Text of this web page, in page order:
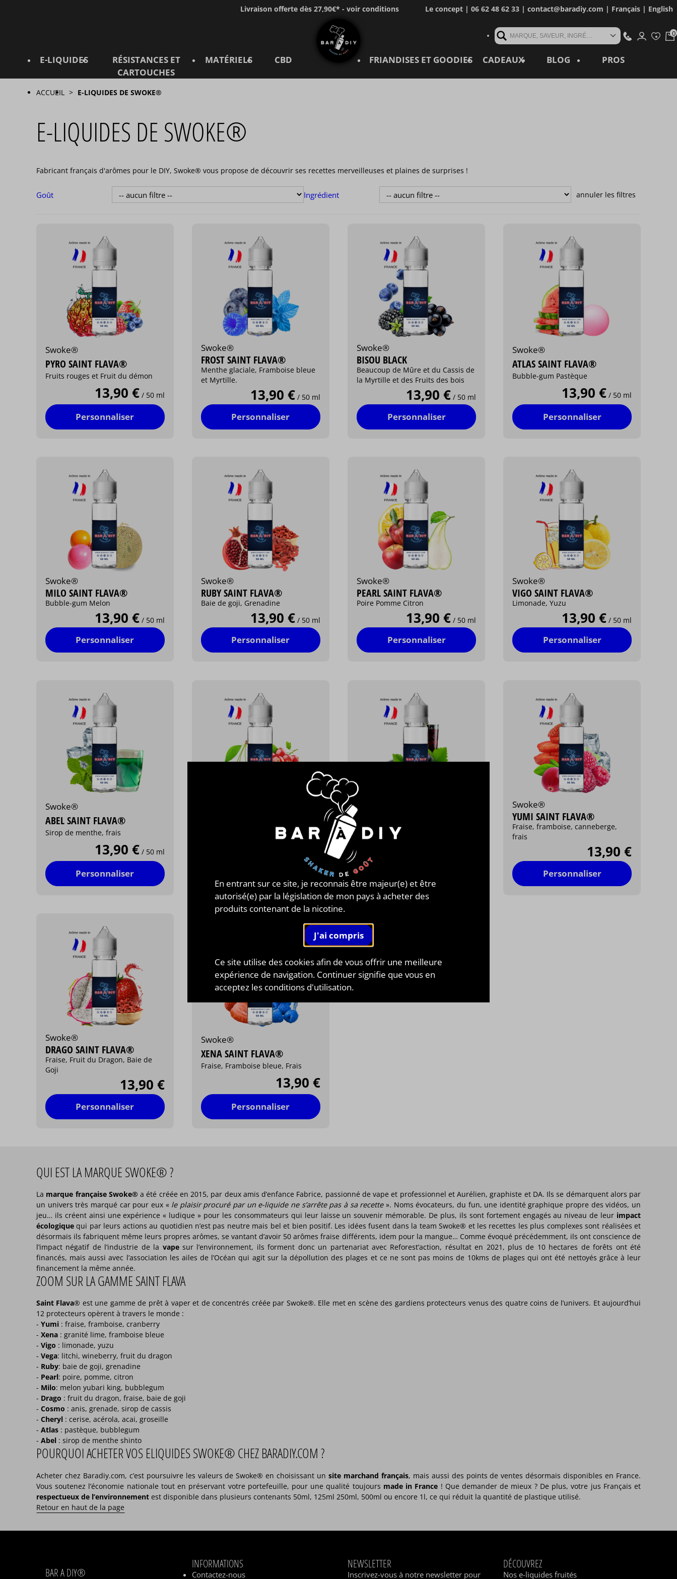
Livraison offerte dès 27,90€* - voir conditions Le concept| 06 62 48 62 33 | contact@baradiy.com | Français| English
MARQUE, SAVEUR, INGRÉDIENT, RÉFÉRENCE, MOT CLÉ...
E-LIQUIDES
RÉSISTANCES ET
CARTOUCHES
MATÉRIELS CBD FRIANDISES ET GOODIES CADEAUX BLOG PROS
ACCUEIL E-LIQUIDES DE SWOKE®
E-LIQUIDES DE SWOKE®
Fabricant français d'arômes pour le DIY, Swoke® vous propose de découvrir ses recettes merveilleuses et plaines de surprises !
Goût Ingrédient
Swoke®
PYRO SAINT FLAVA®
Fruits rouges et Fruit du démon
13,90 € / 50 ml
Personnaliser
Swoke®
FROST SAINT FLAVA®
Menthe glaciale, Framboise bleue
et Myrtille.
13,90 € / 50 ml
Personnaliser
Swoke®
BISOU BLACK
Beaucoup de Mûre et du Cassis de
la Myrtille et des Fruits des bois
13,90 € / 50 ml
Personnaliser
Swoke®
ATLAS SAINT FLAVA®
Bubble-gum Pastèque
13,90 € / 50 ml
Personnaliser
Swoke®
MILO SAINT FLAVA®
Bubble-gum Melon
13,90 € / 50 ml
Personnaliser
Swoke®
RUBY SAINT FLAVA®
Baie de goji, Grenadine
13,90 € / 50 ml
Personnaliser
Swoke®
PEARL SAINT FLAVA®
Poire Pomme Citron
13,90 € / 50 ml
Personnaliser
Swoke®
VIGO SAINT FLAVA®
Limonade, Yuzu
13,90 € / 50 ml
Personnaliser
Swoke®
ABEL SAINT FLAVA®
Sirop de menthe, frais
13,90 € / 50 ml
Personnaliser
Cerise, Baie d'açaï et groseille
Swoke®
Sirop de cassis, frais
Swoke®
YUMI SAINT FLAVA®
Fraise, framboise, canneberge,
frais
13,90 €
Personnaliser
Swoke®
DRAGO SAINT FLAVA®
Fraise, Fruit du Dragon, Baie de
Goji
13,90 €
Personnaliser
Swoke®
XENA SAINT FLAVA®
Fraise, Framboise bleue, Frais
13,90 €
Personnaliser
QUI EST LA MARQUE SWOKE® ?
La marque française Swoke® a été créée en 2015, par deux amis d’enfance Fabrice, passionné de vape et professionnel et Aurélien, graphiste et DA. Ils se démarquent alors par
un univers très marqué car pour eux « le plaisir procuré par un e-liquide ne s’arrête pas à sa recette». Noms évocateurs, du fun, une identité graphique propre des vidéos, un
jeu… ils créent ainsi une expérience « ludique » pour les consommateurs qui leur laisse un souvenir mémorable. De plus, ils sont fortement engagés au niveau de leur impact
écologique qui par leurs actions au quotidien n’est pas neutre mais bel et bien positif. Les idées fusent dans la team Swoke® et les recettes les plus complexes sont réalisées et
désormais ils fabriquent même leurs propres arômes, se vantant d’avoir 50 arômes fraise différents, idem pour la mangue… Comme évoqué précédemment, ils ont conscience de
l’impact négatif de l’industrie de la vapesur l’environnement, ils forment donc un partenariat avec Reforest’action, résultat en 2021, plus de 10 hectares de forêts ont été
financés, mais aussi avec l’association les ailes de l’Océan qui agit sur la dépollution des plages et ce ne sont pas moins de 10kms de plages qui ont été nettoyés grâce à leur
financement la même année.
ZOOM SUR LA GAMME SAINT FLAVA
Saint Flava® est une gamme de prêt à vaper et de concentrés créée par Swoke®. Elle met en scène des gardiens protecteurs venus des quatre coins de l’univers. Et aujourd’hui
12 protecteurs opèrent à travers le monde :
- Yumi : fraise, framboise, cranberry
- Xena : granité lime, framboise bleue
- Vigo : limonade, yuzu
- Vega: litchi, wineberry, fruit du dragon
- Ruby: baie de goji, grenadine
- Pearl: poire, pomme, citron
- Milo: melon yubari king, bubblegum
- Drago : fruit du dragon, fraise, baie de goji
- Cosmo : anis, grenade, sirop de cassis
- Cheryl : cerise, acérola, acai, groseille
- Atlas : pastèque, bubblegum
- Abel : sirop de menthe shinto
POURQUOI ACHETER VOS ELIQUIDES SWOKE® CHEZ BARADIY.COM ?
Acheter chez Baradiy.com, c’est poursuivre les valeurs de Swoke® en choisissant un site marchand français, mais aussi des points de ventes désormais disponibles en France.
Vous soutenez l’économie nationale tout en préservant votre portefeuille, pour une qualité toujours made in France ! Que demander de mieux ? De plus, votre jus Français et
respectueux de l’environnement est disponible dans plusieurs contenants 50ml, 125ml 250ml, 500ml ou encore 1l, ce qui réduit la quantité de plastique utilisé.
Retour en haut de la page
BAR A DIY®
INFORMATIONS
Contactez-nous
NEWSLETTER
Inscrivez-vous à notre newsletter pour
DÉCOUVREZ
Nos e-liquides fruités
En entrant sur ce site, je reconnais être majeur(e) et être
autorisé(e) par la législation de mon pays à acheter des
produits contenant de la nicotine.
Ce site utilise des cookies afin de vous offrir une meilleure
expérience de navigation. Continuer signifie que vous en
acceptez les conditions d'utilisation.